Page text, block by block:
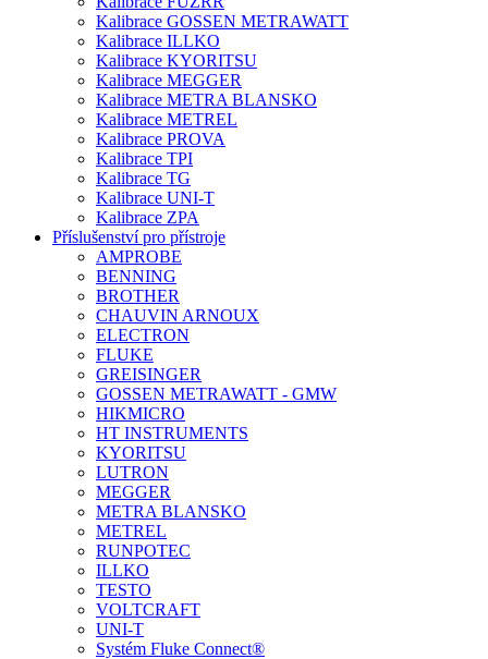
Kalibrace GOSSEN METRAWATT
Kalibrace ILLKO
Kalibrace KYORITSU
Kalibrace MEGGER
Kalibrace METRA BLANSKO
Kalibrace METREL
Kalibrace PROVA
Kalibrace TPI
Kalibrace TG
Kalibrace UNI-T
Kalibrace ZPA
Příslušenství pro přístroje
AMPROBE
BENNING
BROTHER
CHAUVIN ARNOUX
ELECTRON
FLUKE
GREISINGER
GOSSEN METRAWATT - GMW
HIKMICRO
HT INSTRUMENTS
KYORITSU
LUTRON
MEGGER
METRA BLANSKO
METREL
RUNPOTEC
ILLKO
TESTO
VOLTCRAFT
UNI-T
Systém Fluke Connect®